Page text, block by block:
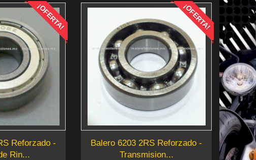
¡OFERTA!
Reforzado -
Rin...
¡OFERTA!
Balero 6203 2RS Reforzado -
Transmision...